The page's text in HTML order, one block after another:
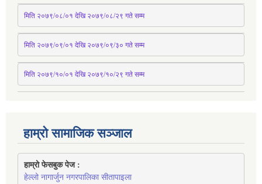
मिति २०७९/०८/०१ देखि २०७९/०८/२९ गते सम्म
मिति २०७९/०९/०१ देखि २०७९/०९/३० गते सम्म
मिति २०७९/१०/०१ देखि २०७९/१०/२९ गते सम्म
हाम्रो सामाजिक सञ्जाल
हाम्रो फेसबुक पेज :
हेल्लो नागार्जुन नगरपालिका सीतापाइला